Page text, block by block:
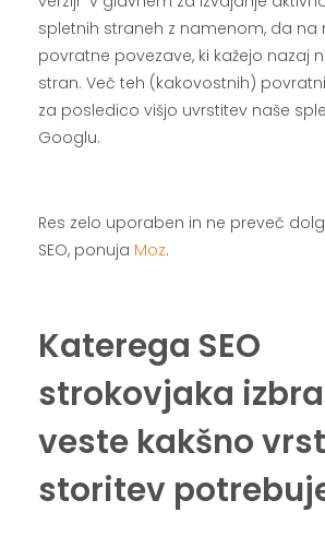
spletnih straneh z namenom, da na
povratne povezave, ki kažejo nazaj
stran. Več teh (kakovostnih)
za posledico višjo uvrstitev naše
Googlu.
Res zelo uporaben in ne preveč
SEO, ponuja Moz.
Katerega SEO
strokovjaka
veste kakšno
storitev